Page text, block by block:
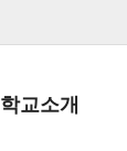
학교소개